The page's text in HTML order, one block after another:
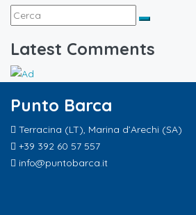
Latest Comments
Punto Barca
Terracina (LT), Marina d’Arechi (SA)
+39 392 60 57 557
info@puntobarca.it